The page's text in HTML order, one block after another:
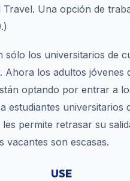
Una opción de
sólo los universitarios de
Ahora los adultos jóvenes
optando por entrar a
estudiantes universitarios
permite retrasar su
vacantes son escasas.
USE